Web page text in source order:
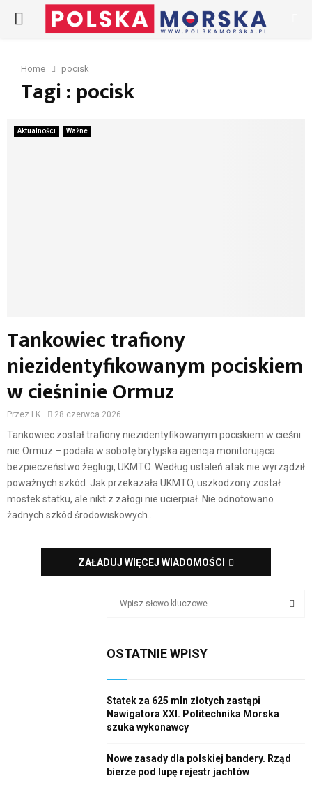
PRIMARY
Home pocisk
Tagi : pocisk
Aktualności Ważne
Tankowiec trafiony
niezidentyfikowanym pociskiem
w cieśninie Ormuz
Przez LK 28 czerwca 2026
Tankowiec został trafiony niezidentyfikowanym pociskiem w cieśni
nie Ormuz – podała w sobotę brytyjska agencja monitorująca
bezpieczeństwo żeglugi, UKMTO. Według ustaleń atak nie wyrządził
poważnych szkód. Jak przekazała UKMTO, uszkodzony został
mostek statku, ale nikt z załogi nie ucierpiał. Nie odnotowano
żadnych szkód środowiskowych....
ZAŁADUJ WIĘCEJ WIADOMOŚCI
c
o
r
:
OSTATNIE WPISY
Statek za 625 mln złotych zastąpi
Nawigatora XXI. Politechnika Morska
szuka wykonawcy
Nowe zasady dla polskiej bandery. Rząd
bierze pod lupę rejestr jachtów